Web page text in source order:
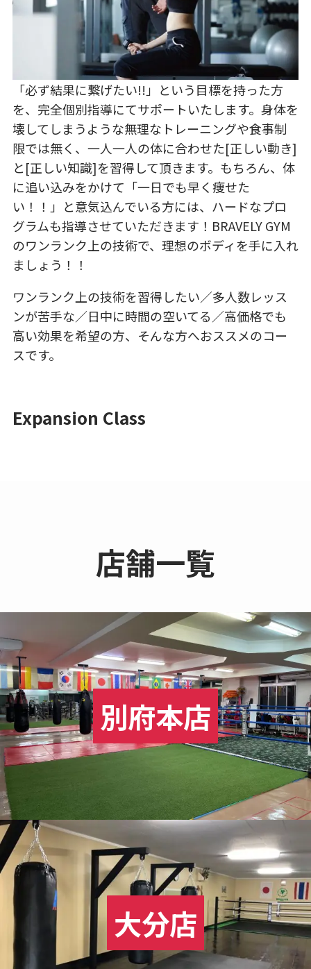
「必ず結果に繋げたい!!」という目標を持った方
を、完全個別指導にてサポートいたします。身体を
壊してしまうような無理なトレーニングや食事制
限では無く、一人一人の体に合わせた[正しい動き]
と[正しい知識]を習得して頂きます。もちろん、体
に追い込みをかけて「一日でも早く痩せた
い！！」と意気込んでいる方には、ハードなプロ
グラムも指導させていただきます！BRAVELY GYM
のワンランク上の技術で、理想のボディを手に入れ
ましょう！！
ワンランク上の技術を習得したい／多人数レッス
ンが苦手な／日中に時間の空いてる／高価格でも
高い効果を希望の方、そんな方へおススメのコー
スです。
Expansion Class
店舗一覧
別府本店
大分店